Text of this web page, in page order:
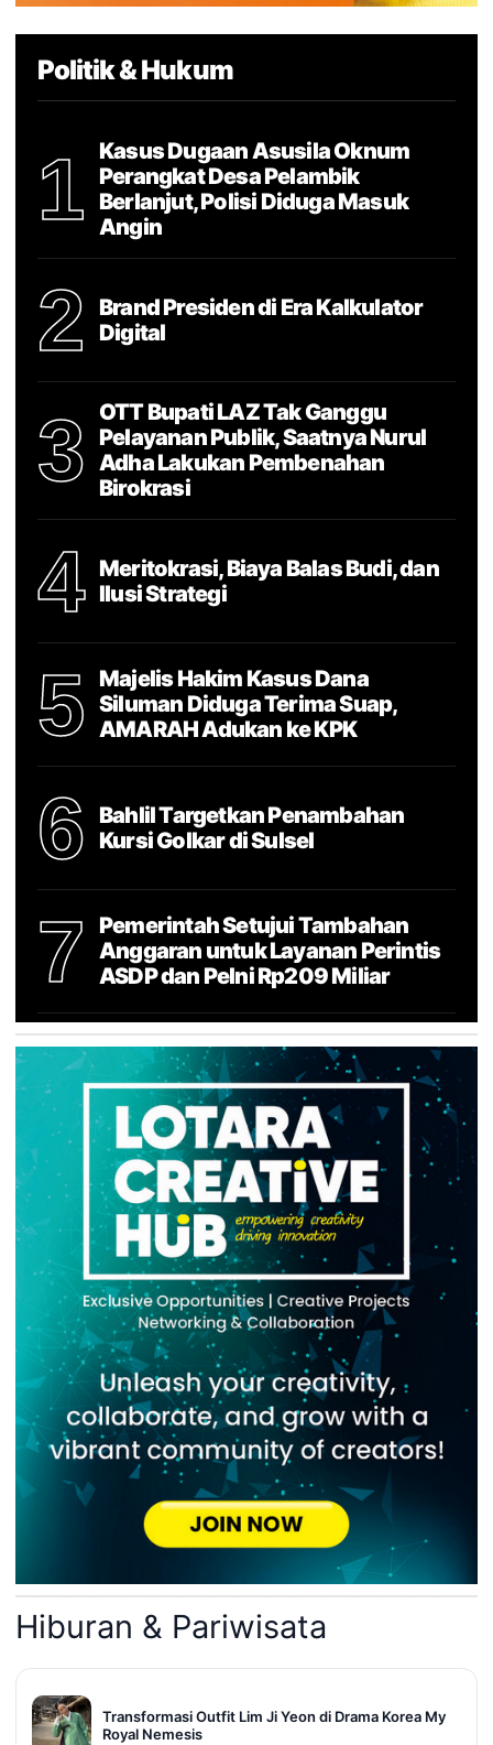
Politik & Hukum
1
Kasus Dugaan Asusila Oknum
Perangkat Desa Pelambik
Berlanjut, Polisi Diduga Masuk
Angin
2
Brand Presiden di Era Kalkulator
Digital
3
OTT Bupati LAZ Tak Ganggu
Pelayanan Publik, Saatnya Nurul
Adha Lakukan Pembenahan
Birokrasi
4
Meritokrasi, Biaya Balas Budi, dan
Ilusi Strategi
5
Majelis Hakim Kasus Dana
Siluman Diduga Terima Suap,
AMARAH Adukan ke KPK
6
Bahlil Targetkan Penambahan
Kursi Golkar di Sulsel
7
Pemerintah Setujui Tambahan
Anggaran untuk Layanan Perintis
ASDP dan Pelni Rp209 Miliar
Hiburan & Pariwisata
Transformasi Outfit Lim Ji Yeon di Drama Korea My
Royal Nemesis